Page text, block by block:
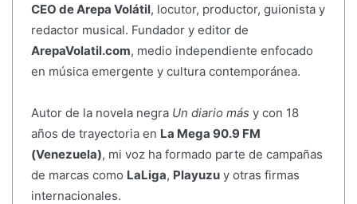
CEO de Arepa Volátil, locutor, productor, guionista y
redactor musical. Fundador y editor de
ArepaVolatil.com, medio independiente enfocado
en música emergente y cultura contemporánea.
Autor de la novela negra Un diario más y con 18
años de trayectoria en La Mega 90.9 FM
(Venezuela), mi voz ha formado parte de campañas
de marcas como LaLiga, Playuzuy otras firmas
internacionales.